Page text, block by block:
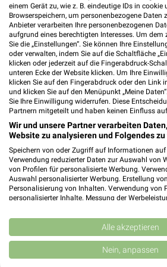
Kaufland
10,8 km
Gültig
GALERIA Markthalle EDEKA
einem Gerät zu, wie z. B. eindeutige IDs in cookie
Browserspeichern, um personenbezogene Daten
Anbieter verarbeiten Ihre personenbezogenen
aufgrund eines berechtigten Interesses. Um dem
Sie die „Einstellungen“. Sie können Ihre
oder verwalten, indem Sie auf die Schaltfläche
klicken oder jederzeit auf die Fingerabdruck-
unteren Ecke der Website klicken. Um Ihre
klicken Sie auf den Fingerabdruck oder den Link
und klicken Sie auf den Menüpunkt „Meine
Sie Ihre Einwilligung widerrufen. Diese
Partnern mitgeteilt und haben keinen Einfluss
Wir und unsere Partner verarbeiten
Website zu analysieren und Folgendes zu
Speichern von oder Zugriff auf Informationen auf
Verwendung reduzierter Daten zur Auswahl von
von Profilen für personalisierte Werbung.
Auswahl personalisierter Werbung. Erstellung
Personalisierung von Inhalten. Verwendung von
personalisierter Inhalte. Messung der
Kombinationen von Daten aus verschiedenen
Verbesserung der Angebote. Verwendung
von Inhalten.
Daten können außerhalb der Europäischen
USA gesendet werden.
Alle akzeptieren
Nein, anpassen